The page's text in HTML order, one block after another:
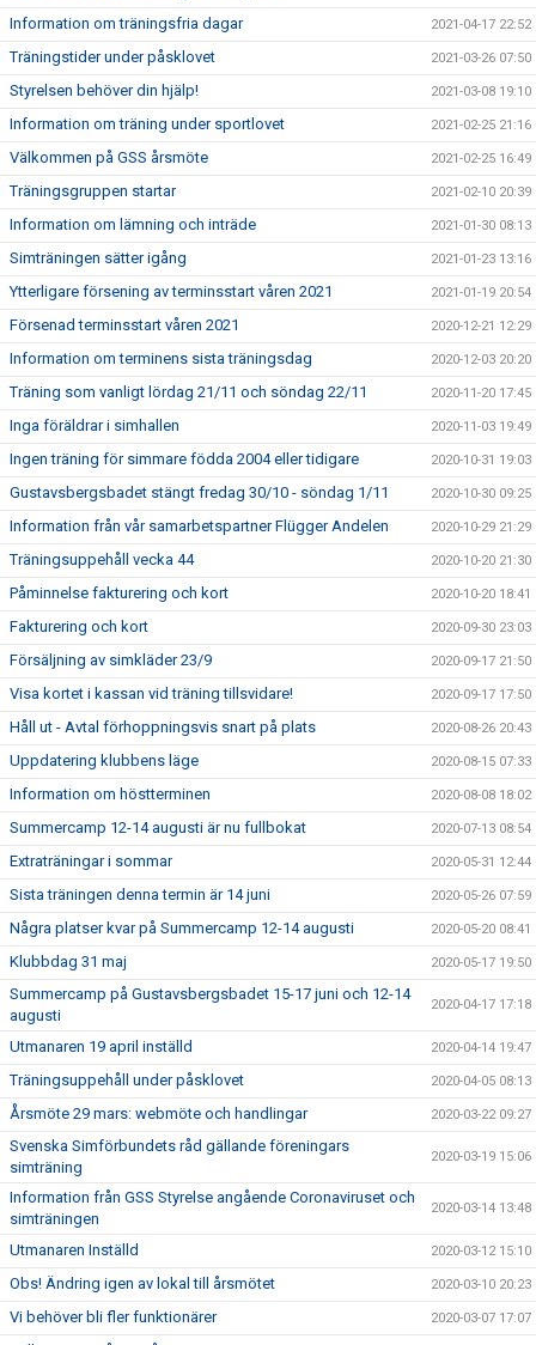
Information om träningsfria dagar 2021-04-17 22:52
Träningstider under påsklovet 2021-03-26 07:50
Styrelsen behöver din hjälp! 2021-03-08 19:10
Information om träning under sportlovet 2021-02-25 21:16
Välkommen på GSS årsmöte 2021-02-25 16:49
Träningsgruppen startar 2021-02-10 20:39
Information om lämning och inträde 2021-01-30 08:13
Simträningen sätter igång 2021-01-23 13:16
Ytterligare försening av terminsstart våren 2021 2021-01-19 20:54
Försenad terminsstart våren 2021 2020-12-21 12:29
Information om terminens sista träningsdag 2020-12-03 20:20
Träning som vanligt lördag 21/11 och söndag 22/11 2020-11-20 17:45
Inga föräldrar i simhallen 2020-11-03 19:49
Ingen träning för simmare födda 2004 eller tidigare 2020-10-31 19:03
Gustavsbergsbadet stängt fredag 30/10 - söndag 1/11 2020-10-30 09:25
Information från vår samarbetspartner Flügger Andelen 2020-10-29 21:29
Träningsuppehåll vecka 44 2020-10-20 21:30
Påminnelse fakturering och kort 2020-10-20 18:41
Fakturering och kort 2020-09-30 23:03
Försäljning av simkläder 23/9 2020-09-17 21:50
Visa kortet i kassan vid träning tillsvidare! 2020-09-17 17:50
Håll ut - Avtal förhoppningsvis snart på plats 2020-08-26 20:43
Uppdatering klubbens läge 2020-08-15 07:33
Information om höstterminen 2020-08-08 18:02
Summercamp 12-14 augusti är nu fullbokat 2020-07-13 08:54
Extraträningar i sommar 2020-05-31 12:44
Sista träningen denna termin är 14 juni 2020-05-26 07:59
Några platser kvar på Summercamp 12-14 augusti 2020-05-20 08:41
Klubbdag 31 maj 2020-05-17 19:50
Summercamp på Gustavsbergsbadet 15-17 juni och 12-14
augusti
2020-04-17 17:18
Utmanaren 19 april inställd 2020-04-14 19:47
Träningsuppehåll under påsklovet 2020-04-05 08:13
Årsmöte 29 mars: webmöte och handlingar 2020-03-22 09:27
Svenska Simförbundets råd gällande föreningars
simträning
2020-03-19 15:06
Information från GSS Styrelse angående Coronaviruset och
simträningen
2020-03-14 13:48
Utmanaren Inställd 2020-03-12 15:10
Obs! Ändring igen av lokal till årsmötet 2020-03-10 20:23
Vi behöver bli fler funktionärer 2020-03-07 17:07